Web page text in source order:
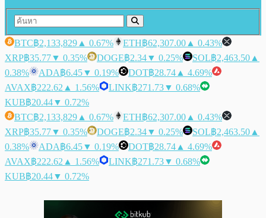
BTC฿2,133,829 ▲ 0.67% ETH฿62,307.00 ▲ 0.43%
XRP฿35.77▼ 0.35% DOGE฿2.34▼ 0.25% SOL฿2,463.50 ▲
0.38%
ADA฿6.45▼ 0.19% DOT฿28.74 ▲ 4.69%
AVAX฿222.62 ▲ 1.56% LINK฿271.73▼ 0.68%
KUB฿20.44▼ 0.72%
BTC฿2,133,829 ▲ 0.67% ETH฿62,307.00 ▲ 0.43%
XRP฿35.77▼ 0.35% DOGE฿2.34▼ 0.25% SOL฿2,463.50 ▲
0.38%
ADA฿6.45▼ 0.19% DOT฿28.74 ▲ 4.69%
AVAX฿222.62 ▲ 1.56% LINK฿271.73▼ 0.68%
KUB฿20.44▼ 0.72%